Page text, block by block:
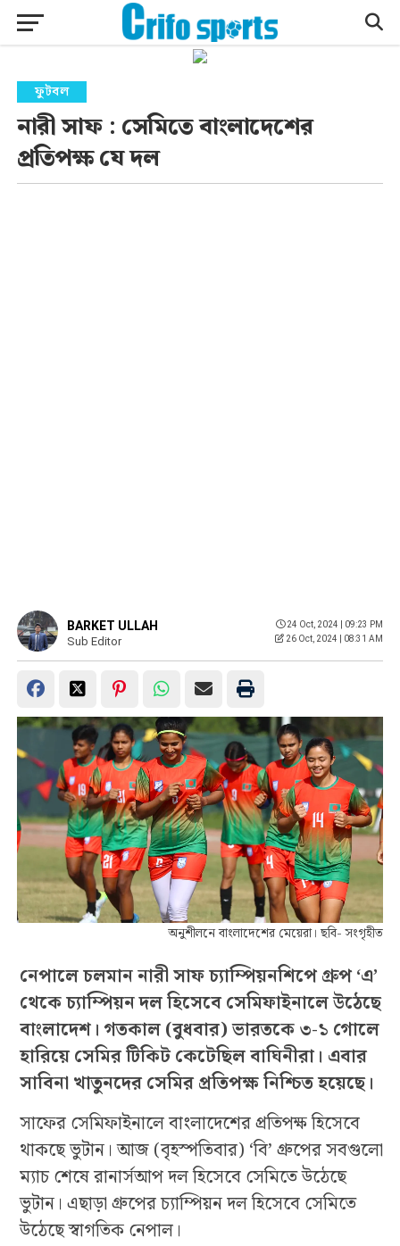
ফুটবল
নারী সাফ : সেমিতে বাংলাদেশের
প্রতিপক্ষ যে দল
BARKET ULLAH
Sub Editor
24 Oct, 2024 | 09:23 PM
26 Oct, 2024 | 08:31 AM
অনুশীলনে বাংলাদেশের মেয়েরা। ছবি- সংগৃহীত
নেপালে চলমান নারী সাফ চ্যাম্পিয়নশিপে গ্রুপ ‘এ’
থেকে চ্যাম্পিয়ন দল হিসেবে সেমিফাইনালে উঠেছে
বাংলাদেশ। গতকাল (বুধবার) ভারতকে ৩-১ গোলে
হারিয়ে সেমির টিকিট কেটেছিল বাঘিনীরা। এবার
সাবিনা খাতুনদের সেমির প্রতিপক্ষ নিশ্চিত হয়েছে।
সাফের সেমিফাইনালে বাংলাদেশের প্রতিপক্ষ হিসেবে
থাকছে ভুটান। আজ (বৃহস্পতিবার) ‘বি’ গ্রুপের সবগুলো
ম্যাচ শেষে রানার্সআপ দল হিসেবে সেমিতে উঠেছে
ভুটান। এছাড়া গ্রুপের চ্যাম্পিয়ন দল হিসেবে সেমিতে
উঠেছে স্বাগতিক নেপাল।